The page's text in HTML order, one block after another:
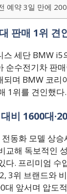
예약 3일 만에
판매 1위 견
스 세단 BMW i5
순수전기차 판
되며 BMW 코리
1위를 견인했다.
비 1600대
동화 모델 상승
교해 독보적인
다. 프리미엄 수
3위 브랜드와
대 앞서며 압도